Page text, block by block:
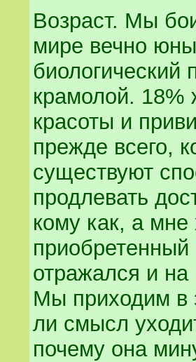
Возраст. Мы
мире вечно
биологический
крамолой. 18%
красоты и
прежде всего,
существуют
продлевать
кому как, а мне
отражался и
Мы приходим в
ли смысл
почему она